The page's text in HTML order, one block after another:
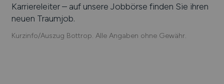
Karriereleiter – auf unsere Jobbörse finden Sie ihren
neuen Traumjob.
Kurzinfo/Auszug Bottrop. Alle Angaben ohne Gewähr.